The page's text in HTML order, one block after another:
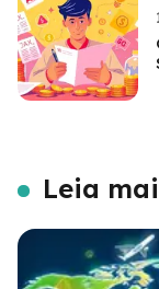
Leia